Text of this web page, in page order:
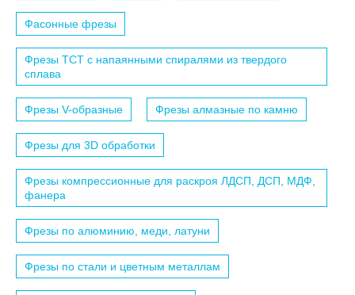
Фасонные фрезы
Фрезы TCT с напаянными спиралями из твердого
сплава
Фрезы V-образные Фрезы алмазные по камню
Фрезы для 3D обработки
Фрезы компрессионные для раскроя ЛДСП, ДСП, МДФ,
фанера
Фрезы по алюминию, меди, латуни
Фрезы по стали и цветным металлам